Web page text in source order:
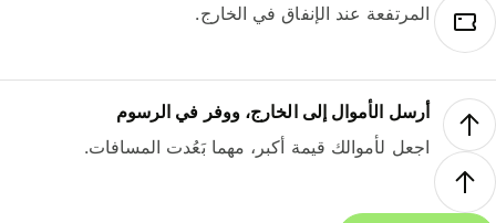
المرتفعة عند الإنفاق في الخارج.
أرسل الأموال إلى الخارج، ووفر في الرسوم
اجعل لأموالك قيمة أكبر، مهما بَعُدت المسافات.